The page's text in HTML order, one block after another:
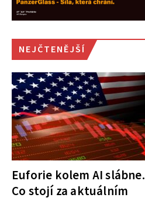
NEJČTENĚJŠÍ
Euforie kolem AI slábne.
Co stojí za aktuálním